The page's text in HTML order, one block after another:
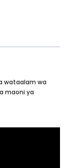
wataalam wa
maoni ya